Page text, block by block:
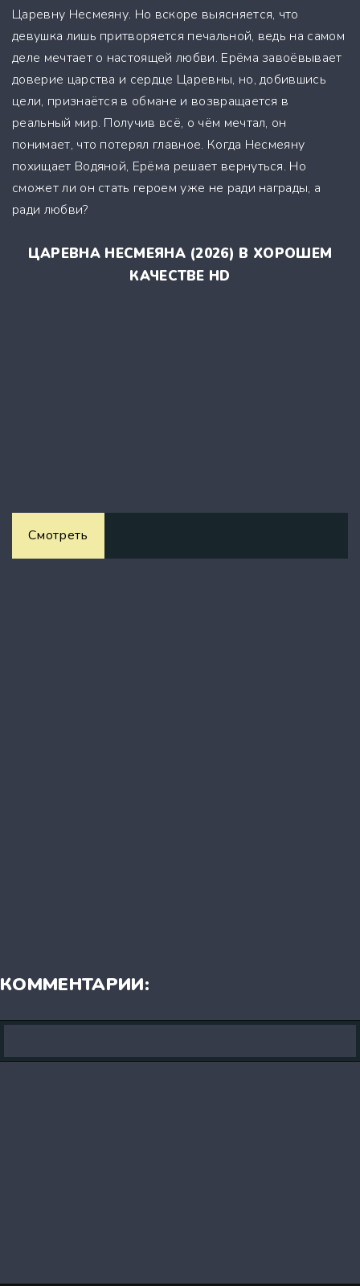
Царевну Несмеяну. Но вскоре выясняется, что
девушка лишь притворяется печальной, ведь на самом
деле мечтает о настоящей любви. Ерёма завоёвывает
доверие царства и сердце Царевны, но, добившись
цели, признаётся в обмане и возвращается в
реальный мир. Получив всё, о чём мечтал, он
понимает, что потерял главное. Когда Несмеяну
похищает Водяной, Ерёма решает вернуться. Но
сможет ли он стать героем уже не ради награды, а
ради любви?
ЦАРЕВНА НЕСМЕЯНА (2026) В ХОРОШЕМ
КАЧЕСТВЕ HD
Смотреть
КОММЕНТАРИИ: